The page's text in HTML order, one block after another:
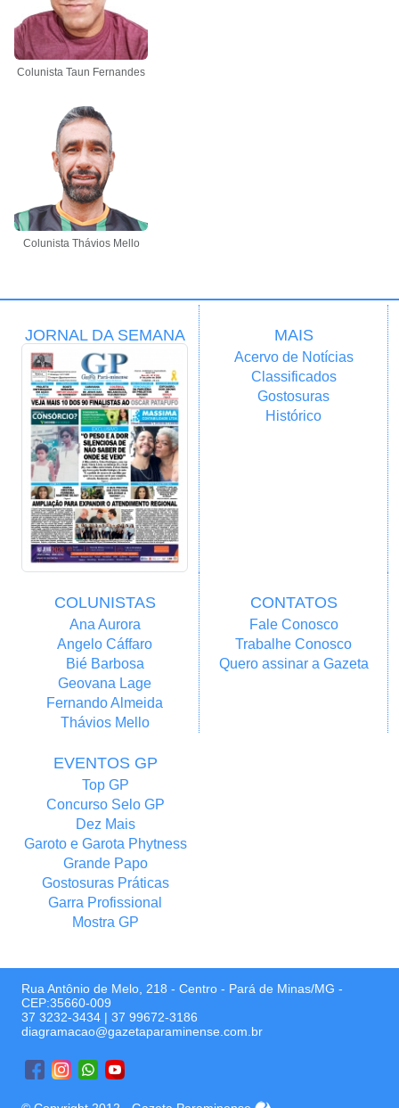
Colunista Taun Fernandes
Colunista Thávios Mello
JORNAL DA SEMANA MAIS
Acervo de Notícias
Classificados
Gostosuras
Histórico
COLUNISTAS
Ana Aurora
Angelo Cáffaro
Bié Barbosa
Geovana Lage
Fernando Almeida
Thávios Mello
CONTATOS
Fale Conosco
Trabalhe Conosco
Quero assinar a Gazeta
EVENTOS GP
Top GP
Concurso Selo GP
Dez Mais
Garoto e Garota Phytness
Grande Papo
Gostosuras Práticas
Garra Profissional
Mostra GP
Rua Antônio de Melo, 218 - Centro - Pará de Minas/MG -
CEP:35660-009
37 3232-3434 | 37 99672-3186
diagramacao@gazetaparaminense.com.br